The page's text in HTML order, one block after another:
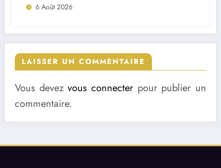
6 Août 2026
LAISSER UN COMMENTAIRE
Vous devezvous connecter pour publier un
commentaire.